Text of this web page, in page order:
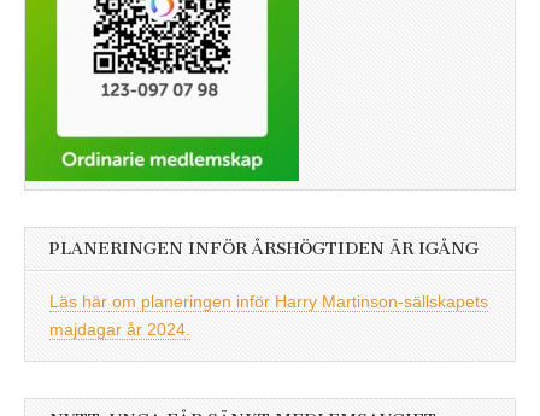
PLANERINGEN INFÖR ÅRSHÖGTIDEN ÄR IGÅNG
Läs här om planeringen inför Harry Martinson-sällskapets
majdagar år 2024.